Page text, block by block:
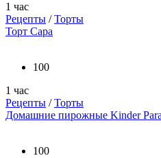
1 час
Рецепты /Торты
Торт Сара
100
1 час
Рецепты /Торты
Домашние пирожные Kinder
100